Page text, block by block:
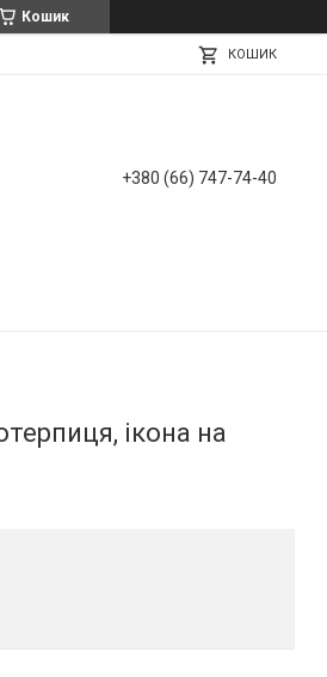
Кошик
КОШИК
+380 (66) 747-74-40
ікона на